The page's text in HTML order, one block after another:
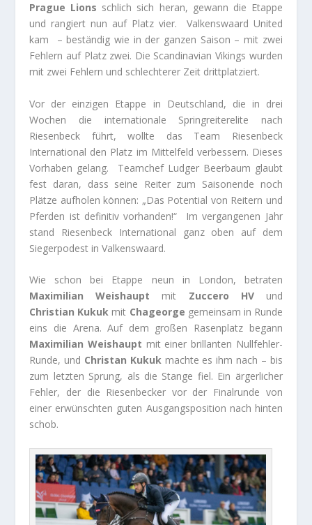
Prague Lions schlich sich heran, gewann die Etappe
und rangiert nun auf Platz vier. Valkenswaard United
kam – beständig wie in der ganzen Saison – mit zwei
Fehlern auf Platz zwei. Die Scandinavian Vikings wurden
mit zwei Fehlern und schlechterer Zeit drittplatziert.
Vor der einzigen Etappe in Deutschland, die in drei
Wochen die internationale Springreiterelite nach
Riesenbeck führt, wollte das Team Riesenbeck
International den Platz im Mittelfeld verbessern. Dieses
Vorhaben gelang. Teamchef Ludger Beerbaum glaubt
fest daran, dass seine Reiter zum Saisonende noch
Plätze aufholen können: „Das Potential von Reitern und
Pferden ist definitiv vorhanden!“ Im vergangenen Jahr
stand Riesenbeck International ganz oben auf dem
Siegerpodest in Valkenswaard.
Wie schon bei Etappe neun in London, betraten
Maximilian Weishaupt mit Zuccero HVund
Christian Kukuk mit Chageorge gemeinsam in Runde
eins die Arena. Auf dem großen Rasenplatz begann
Maximilian Weishaupt mit einer brillanten Nullfehler-
Runde, und Christan Kukukmachte es ihm nach – bis
zum letzten Sprung, als die Stange fiel. Ein ärgerlicher
Fehler, der die Riesenbecker vor der Finalrunde von
einer erwünschten guten Ausgangsposition nach hinten
schob.